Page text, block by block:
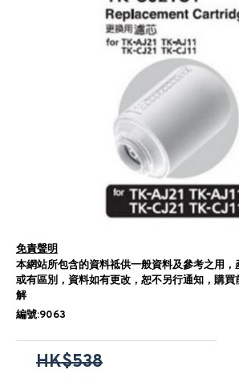
免責聲明
本網站所包含的資料祗供一般資料及參考之用
或有區別，資料如有更改，恕不另行通知，購買
解
編號:9063
HK$538